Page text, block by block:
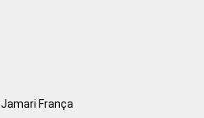
Jamari França